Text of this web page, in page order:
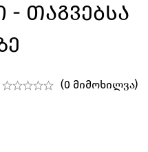
- Თაგვებსა
(0 მიმოხილვა)